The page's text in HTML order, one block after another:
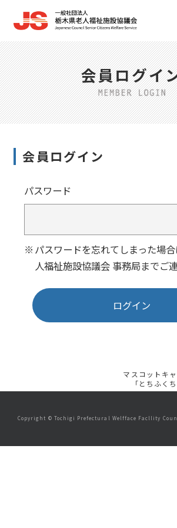
会員ログイ
会員ログイン
パスワード
パスワードを忘れてしまった場
人福祉施設協議会 事務局までご
ログイン
マスコットキ
「とちふく
Copyright © Tochigi Prefectural Welfface Facllity